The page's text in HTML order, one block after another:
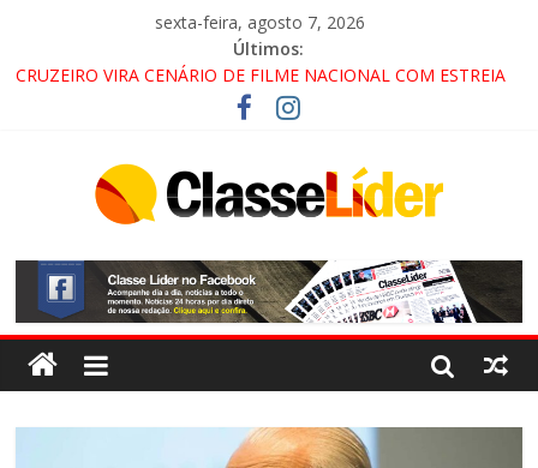
sexta-feira, agosto 7, 2026
Últimos:
CRUZEIRO VIRA CENÁRIO DE FILME NACIONAL COM ESTREIA
PROMOTOR DO GAECO
ACESSO À APARECIDA NA DUTRA SERÁ BLOQUEADO NO FIM
ALTERNATIVAS
LORENA, PINDAMONHANGABA E QUELUZ NA RETA FINAL
PELA FÁBRICA DA COCA-COLA!